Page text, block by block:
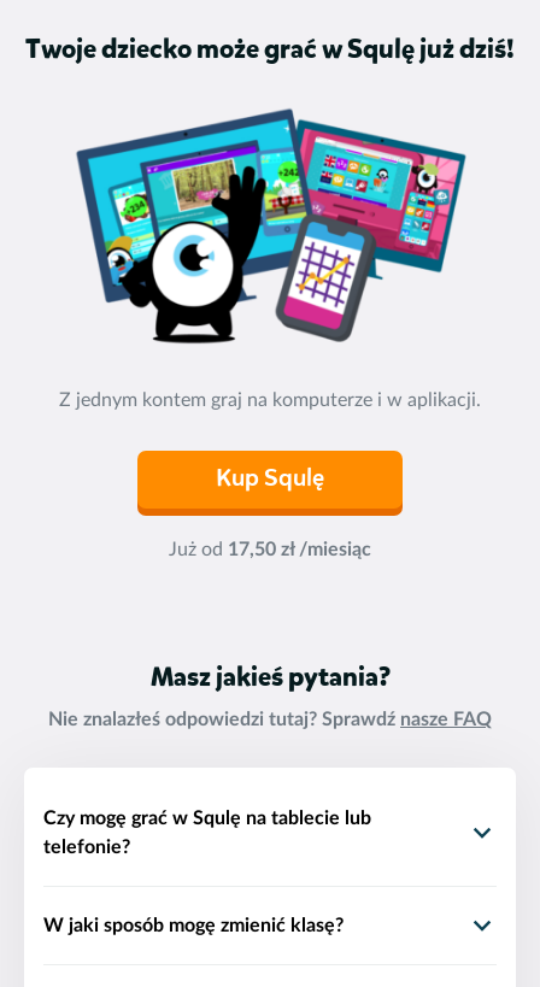
Twoje dziecko może grać w Squlę już dziś!
Z jednym kontem graj na komputerze i w aplikacji.
Kup Squlę
Już od 17,50 zł /miesiąc
Masz jakieś pytania?
Nie znalazłeś odpowiedzi tutaj? Sprawdź nasze FAQ
Czy mogę grać w Squlę na tablecie lub
telefonie?
możliwość korzystania z aplikacji dostępnej zarówno
W jaki sposób mogę zmienić klasę?